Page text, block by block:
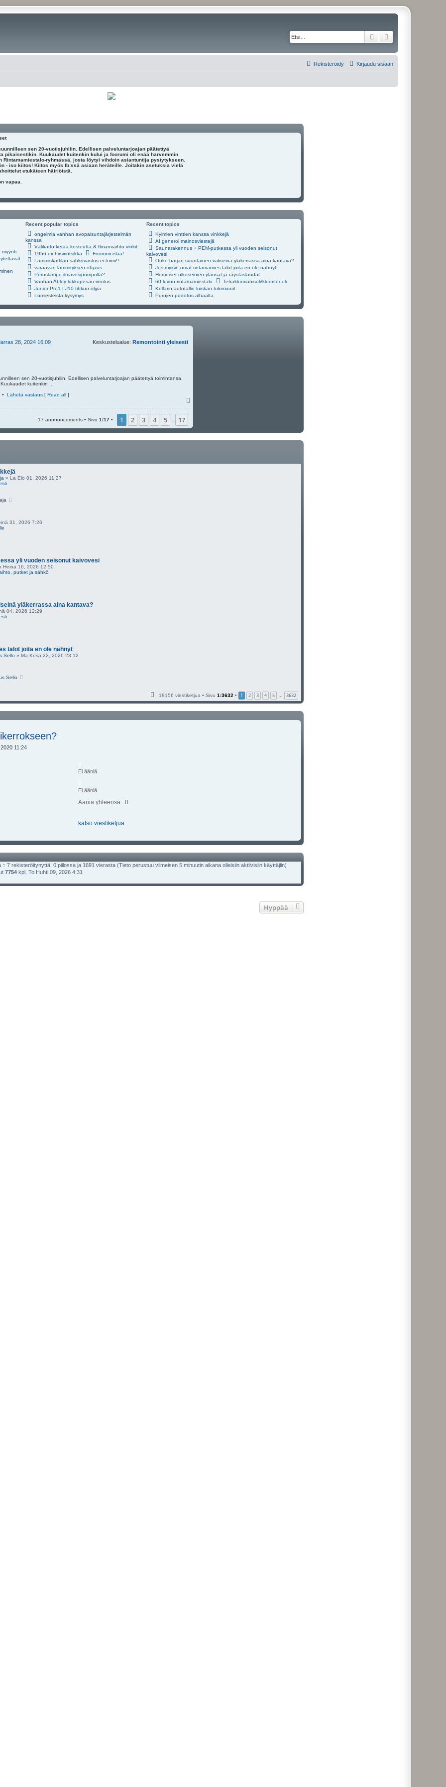
Etsi
Kirjaudu sisään
Rekisteröidy
sen 20-vuotisjuhliin. Edellisen palveluntarjoajan päätettyä
pikaisestikin. Kuukaudet kuitenkin kului ja foorumi oli enää harvemmin
Rintamamiestalo-ryhmässä, josta löytyi vihdoin asiantuntija pystytykseen.
- iso kiitos! Kiitos myös fb:ssä asiaan heräteille. Joitakin asetuksia vielä
etukäteen häiriöistä.
vapaa.
Recent popular topics
Recent topics
myynti
ongelmia vanhan avopaisuntajärjestelmän
kanssa
Välikatto kerää kosteutta & Ilmanvaihto vinkit
1956 ex-hirsirintsikka
Foorumi elää!
Lämmiskattilan sähkövastus ei toimi!!
varaavan lämmityksen ohjaus
Peruslämpö ilmavesipumpulla?
Vanhan Abloy lukkopesän irroitus
Junior Pro1 LJ10 tihkuu öljyä
Lumiesteistä kysymys
Kylmien vinttien kanssa vinkkejä
AI generoi mainosviestejä
Saunarakennus + PEM-putkessa yli vuoden seisonut
kaivovesi
Onko harjan suuntainen väliseinä yläkerrassa aina kantava?
Jos myisin omat rintamamies talot joita en ole nähnyt
Homeiset ulkoseinien yläosat ja räystäslaudat
60-luvun rintamamiestalo
Tetrakloorianisoli/kloorifenoli
Kellarin autotallin luiskan tukimuurit
Purujen pudotus alhaalta
28, 2024 16:09 Keskustelualue: Remontointi yleisesti
sen 20-vuotisjuhliin. Edellisen palveluntarjoajan päätettyä toimintansa,
kuitenkin ...
• Lähetä vastaus [ Read all ]
17 announcements • Sivu 1/17 • 1 2 3 4 5 17
» La Elo 01, 2026 11:27
ä
i
e
s
t
31, 2026 7:26
yli vuoden seisonut kaivovesi
Heinä 16, 2026 12:50
putket ja sähkö
t
ä
u
i
e
yläkerrassa aina kantava?
04, 2026 12:29
talot joita en ole nähnyt
Sello » Ma Kesä 22, 2026 23:12
Sello
u
i
v
i
s
18156 viestiketjua • Sivu 1/3632 • 1 2 3 4 5 … 3632
11:24
Ei ääniä
Ei ääniä
Ääniä yhteensä : 0
katso viestiketjua
:: 7 rekisteröitynyttä, 0 piilossa ja 1691 vierasta (Tieto perustuu viimeisen 5 minuutin aikana olleisiin aktiivisiin käyttäjiin)
7754 kpl, To Huhti 09, 2026 4:31
Hyppää